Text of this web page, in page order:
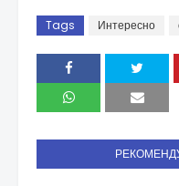
Tags Интересно